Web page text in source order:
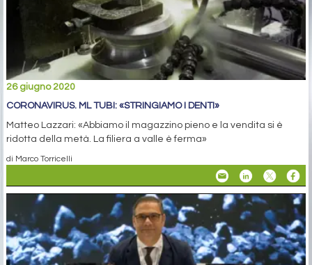
26 giugno 2020
CORONAVIRUS. ML TUBI: «STRINGIAMO I DENTI»
Matteo Lazzari: «Abbiamo il magazzino pieno e la vendita si è
ridotta della metà. La filiera a valle è ferma»
di Marco Torricelli